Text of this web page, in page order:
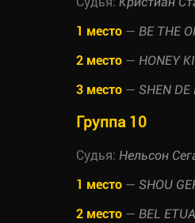
1 место — BE THE
2 место — HONEY
3 место — SHEN DE
Группа 10
Судья: Нельсон
1 место — SHOU
2 место — BEL